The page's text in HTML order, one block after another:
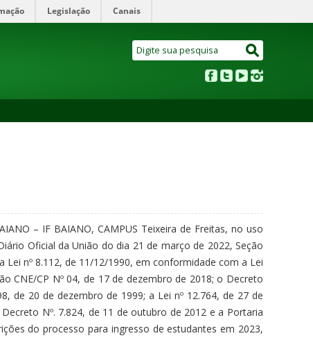
Legislação Canais
– IF BAIANO, CAMPUS Teixeira de Freitas, no uso
Oficial da União do dia 21 de março de 2022, Seção
Lei nº 8.112, de 11/12/1990, em conformidade com a Lei
CNE/CP Nº 04, de 17 de dezembro de 2018; o Decreto
de 20 de dezembro de 1999; a Lei nº 12.764, de 27 de
Nº. 7.824, de 11 de outubro de 2012 e a Portaria
do processo para ingresso de estudantes em 2023,